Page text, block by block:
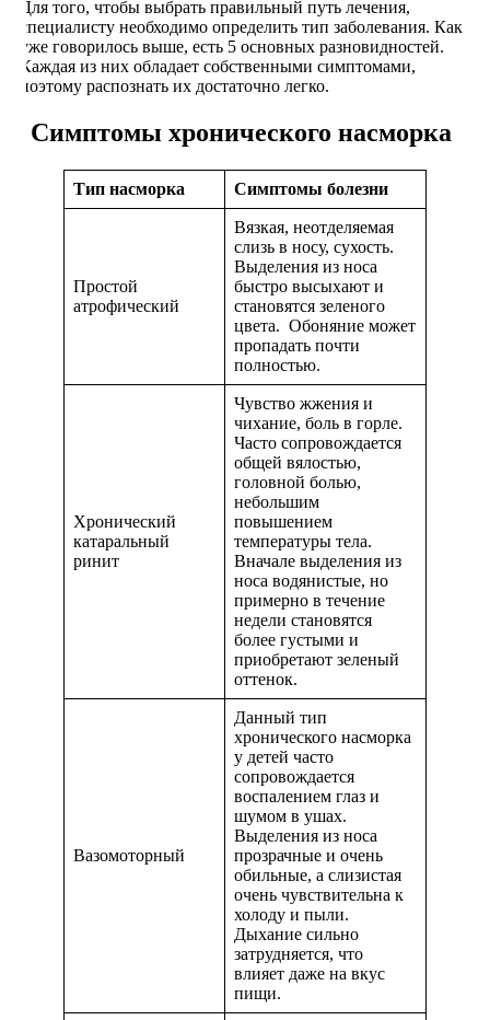
Для того, чтобы выбрать правильный путь лечения,
специалисту необходимо определить тип заболевания. Как
уже говорилось выше, есть 5 основных разновидностей.
Каждая из них обладает собственными симптомами,
поэтому распознать их достаточно легко.
Симптомы хронического насморка
Тип насморка Симптомы болезни
Простой
атрофический
Вязкая, неотделяемая
слизь в носу, сухость.
Выделения из носа
быстро высыхают и
становятся зеленого
цвета. Обоняние может
пропадать почти
полностью.
Хронический
катаральный
ринит
Чувство жжения и
чихание, боль в горле.
Часто сопровождается
общей вялостью,
головной болью,
небольшим
повышением
температуры тела.
Вначале выделения из
носа водянистые, но
примерно в течение
недели становятся
более густыми и
приобретают зеленый
оттенок.
Вазомоторный
Данный тип
хронического насморка
у детей часто
сопровождается
воспалением глаз и
шумом в ушах.
Выделения из носа
прозрачные и очень
обильные, а слизистая
очень чувствительна к
холоду и пыли.
Дыхание сильно
затрудняется, что
влияет даже на вкус
пищи.